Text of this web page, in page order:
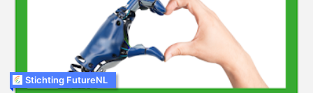
Stichting FutureNL